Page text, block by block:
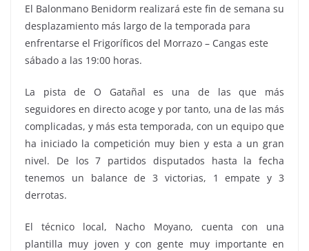
El Balonmano Benidorm realizará este fin de semana su
desplazamiento más largo de la temporada para
enfrentarse el Frigoríficos del Morrazo – Cangas este
sábado a las 19:00 horas.
La pista de O Gatañal es una de las que más
seguidores en directo acoge y por tanto, una de las más
complicadas, y más esta temporada, con un equipo que
ha iniciado la competición muy bien y esta a un gran
nivel. De los 7 partidos disputados hasta la fecha
tenemos un balance de 3 victorias, 1 empate y 3
derrotas.
El técnico local, Nacho Moyano, cuenta con una
plantilla muy joven y con gente muy importante en